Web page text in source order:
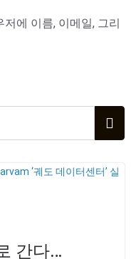
에 이름, 이메일, 그리
간다…